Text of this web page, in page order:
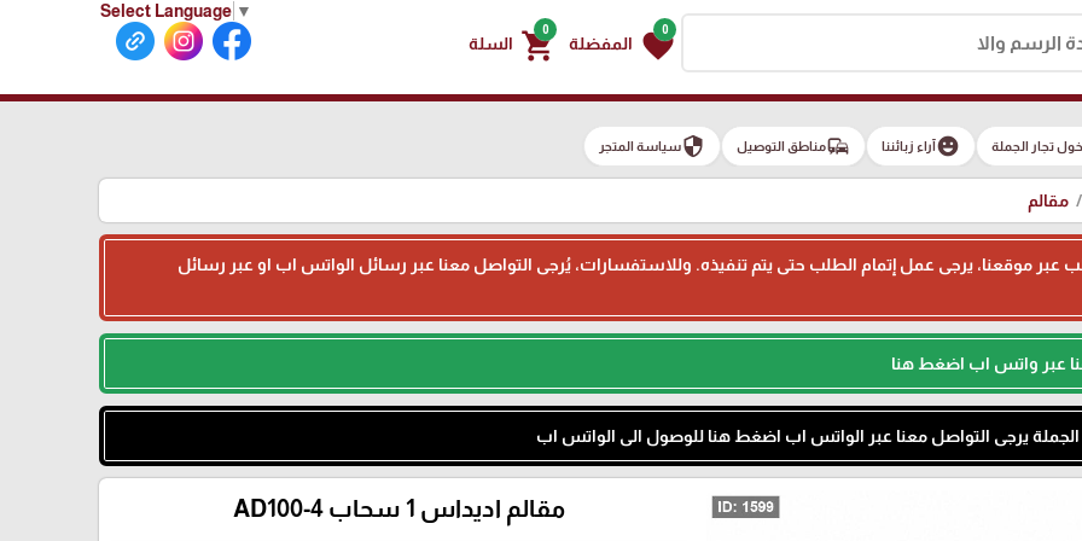
Select Language ▼
0
favorite المفضلة
0
shopping_cart السلة
تجار الجملة emoji_emotionsآراء زبائننا commuteمناطق التوصيل securityسياسة المتجر
مقالم
طلب عبر موقعنا، يرجى عمل إتمام الطلب حتى يتم تنفيذه. وللاستفسارات، يُرجى التواصل معنا عبر رسائل الواتس اب او عبر رسائل
عبر واتس اب اضغط هنا
الجملة يرجى التواصل معنا عبر الواتس اب اضغط هنا للوصول الى الواتس اب
مقالم اديداس 1 سحاب AD100-4